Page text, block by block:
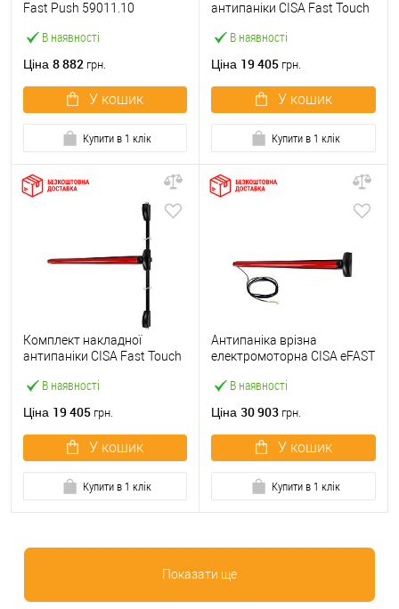
В наявності
Fast Push 59011.10
штангою 1500 мм червона
Ціна 8 882 грн.
У кошик
Купити в 1 клік
В наявності
антипаніки CISA Fast Touch
точковий вбік червона
Ціна 19 405 грн.
У кошик
Купити в 1 клік
В наявності
Комплект накладної
антипаніки CISA Fast Touch
точковий вверх-вниз
Ціна 19 405 грн.
У кошик
Купити в 1 клік
В наявності
Антипаніка врізна
електромоторна CISA eFAST
Ціна 30 903 грн.
У кошик
Купити в 1 клік
Показати ще